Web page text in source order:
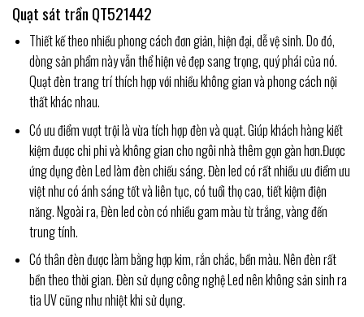
Quạt sát trần QT521442
Thiết kế theo nhiều phong cách đơn giản, hiện đại, dễ vệ sinh. Do đó,
dòng sản phẩm này vẫn thể hiện vẻ đẹp sang trọng, quý phái của nó.
Quạt đèn trang trí thích hợp với nhiều không gian và phong cách nội
thất khác nhau.
Có ưu điểm vượt trội là vừa tích hợp đèn và quạt. Giúp khách hàng kiết
kiệm được chi phi và không gian cho ngôi nhà thêm gọn gàn hơn.Được
ứng dụng đèn Led làm đèn chiếu sáng. Đèn led có rất nhiều ưu điểm ưu
việt như có ánh sáng tốt và liên tục, có tuổi thọ cao, tiết kiệm điện
năng. Ngoài ra, Đèn led còn có nhiều gam màu từ trắng, vàng đến
trung tính.
Có thân đèn được làm bằng hợp kim, rắn chắc, bền màu. Nên đèn rất
bền theo thời gian. Đèn sử dụng công nghệ Led nên không sản sinh ra
tia UV cũng như nhiệt khi sử dụng.